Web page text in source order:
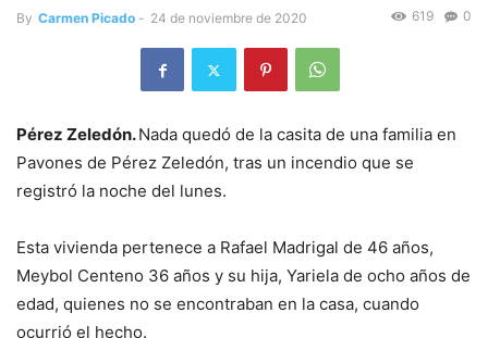
By Carmen Picado - 24 de noviembre de 2020 0
619
Pérez Zeledón.Nada quedó de la casita de una familia en
Pavones de Pérez Zeledón, tras un incendio que se
registró la noche del lunes.
Esta vivienda pertenece a Rafael Madrigal de 46 años,
Meybol Centeno 36 años y su hija, Yariela de ocho años de
edad, quienes no se encontraban en la casa, cuando
ocurrió el hecho.